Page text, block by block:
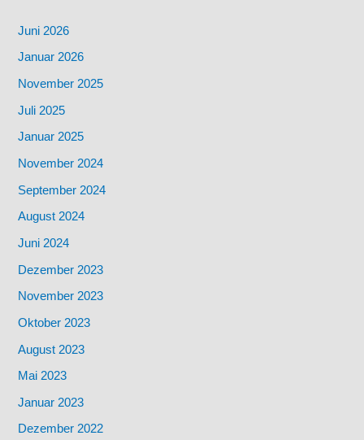
Juni 2026
Januar 2026
November 2025
Juli 2025
Januar 2025
November 2024
September 2024
August 2024
Juni 2024
Dezember 2023
November 2023
Oktober 2023
August 2023
Mai 2023
Januar 2023
Dezember 2022